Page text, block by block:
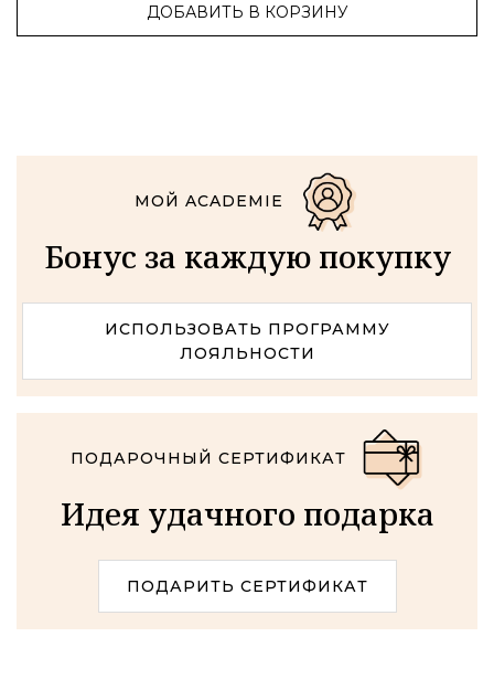
ДОБАВИТЬ В КОРЗИНУ
МОЙ ACADEMIE
Бонус за каждую покупку
ИСПОЛЬЗОВАТЬ ПРОГРАММУ
ЛОЯЛЬНОСТИ
ПОДАРОЧНЫЙ СЕРТИФИКАТ
Идея удачного подарка
ПОДАРИТЬ СЕРТИФИКАТ